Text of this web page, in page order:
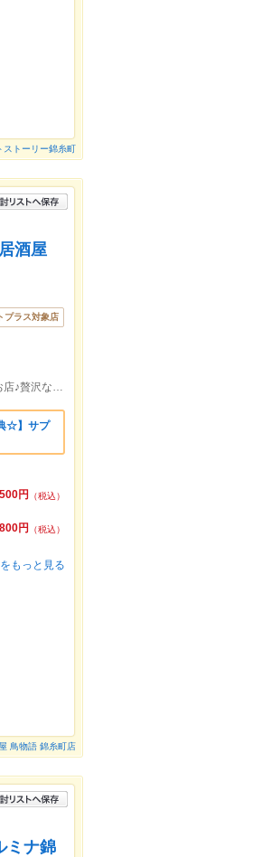
ストーリー錦糸町
酒屋
プラス対象店
《錦糸町駅徒歩4分》錦糸町No.1★炭火焼き焼き鳥♪肉寿司ともつ鍋のお店♪贅沢な柔らかい地鶏と厳選肉寿司をお楽しみ♪
☆】サプ
円
（税込）
円
（税込）
もっと見る
鳥物語 錦糸町店
ミナ錦